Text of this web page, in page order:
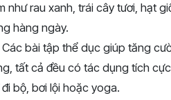
như rau xanh, trái cây tươi, hạt
hàng ngày.
Các bài tập thể dục giúp tăng
tất cả đều có tác dụng tích
bộ, bơi lội hoặc yoga.